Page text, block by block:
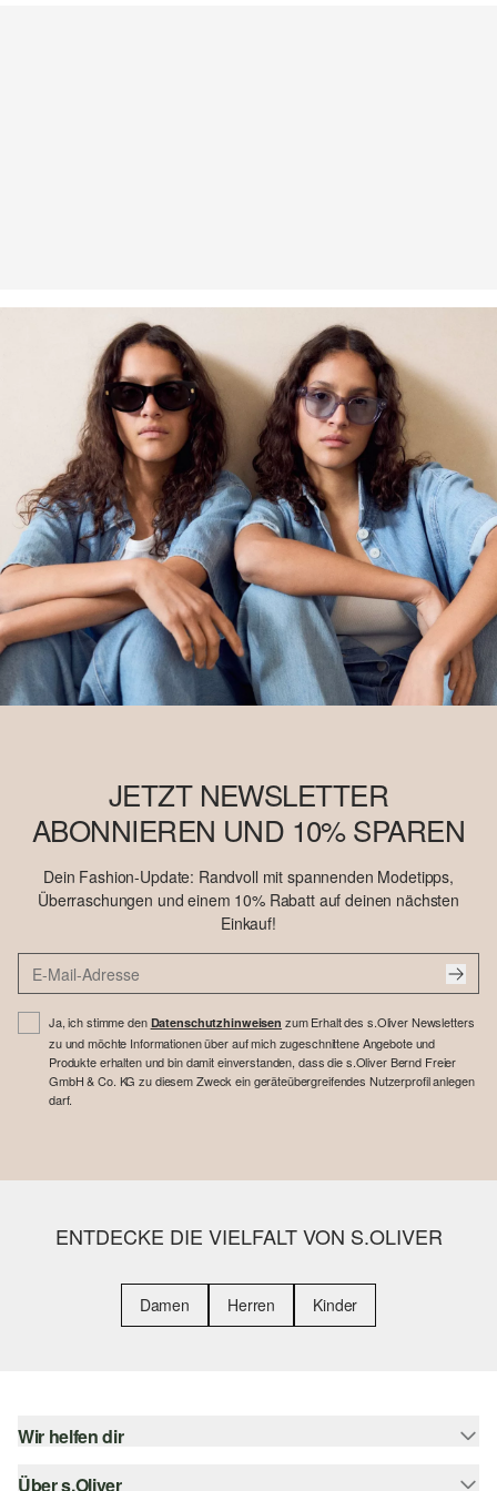
JETZT NEWSLETTER
ABONNIEREN UND 10% SPAREN
Dein Fashion-Update: Randvoll mit spannenden Modetipps,
Überraschungen und einem 10% Rabatt auf deinen nächsten
Einkauf!
Ja, ich stimme den Datenschutzhinweisen zum Erhalt des s.Oliver Newsletters
zu und möchte Informationen über auf mich zugeschnittene Angebote und
Produkte erhalten und bin damit einverstanden, dass die s.Oliver Bernd Freier
GmbH & Co. KG zu diesem Zweck ein geräteübergreifendes Nutzerprofil anlegen
darf.
ENTDECKE DIE VIELFALT VON S.OLIVER
Damen Herren Kinder
Wir helfen dir
Hilfe & FAQ
Über s.Oliver